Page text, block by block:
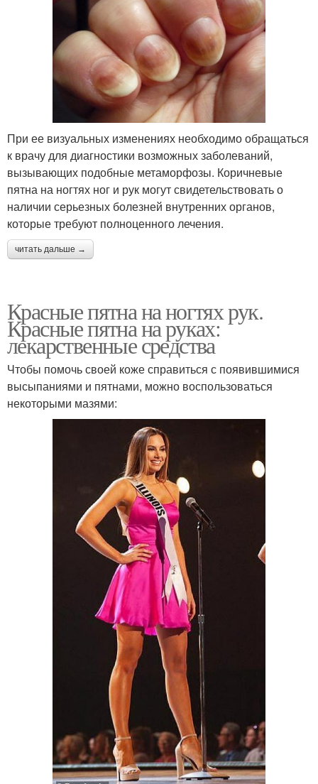
При ее визуальных изменениях необходимо обращаться
к врачу для диагностики возможных заболеваний,
вызывающих подобные метаморфозы. Коричневые
пятна на ногтях ног и рук могут свидетельствовать о
наличии серьезных болезней внутренних органов,
которые требуют полноценного лечения.
читать дальше →
Красные пятна на ногтях рук.
Красные пятна на руках:
лекарственные средства
Чтобы помочь своей коже справиться с появившимися
высыпаниями и пятнами, можно воспользоваться
некоторыми мазями: